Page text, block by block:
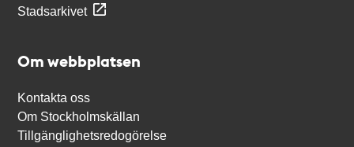
Stadsarkivet
Om webbplatsen
Kontakta oss
Om Stockholmskällan
Tillgänglighetsredogörelse